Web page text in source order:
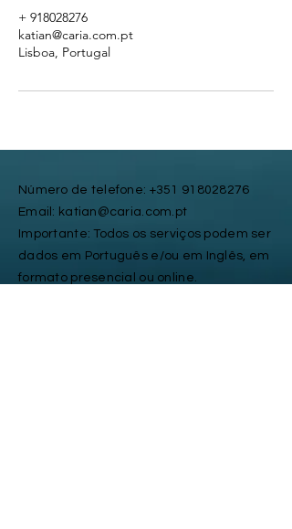
+ 918028276
katian@caria.com.pt
Lisboa, Portugal
Número de telefone: +351 918028276
Email: katian@caria.com.pt
Importante: Todos os serviços podem ser
dados em Português e/ou em Inglês, em
formato presencial ou online.